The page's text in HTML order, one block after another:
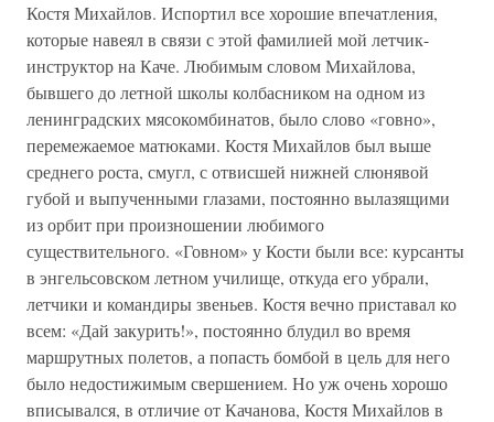
Костя Михайлов. Испортил все хорошие впечатления,
которые навеял в связи с этой фамилией мой летчик-
инструктор на Каче. Любимым словом Михайлова,
бывшего до летной школы колбасником на одном из
ленинградских мясокомбинатов, было слово «говно»,
перемежаемое матюками. Костя Михайлов был выше
среднего роста, смугл, с отвисшей нижней слюнявой
губой и выпученными глазами, постоянно вылазящими
из орбит при произношении любимого
существительного. «Говном» у Кости были все: курсанты
в энгельсовском летном училище, откуда его убрали,
летчики и командиры звеньев. Костя вечно приставал ко
всем: «Дай закурить!», постоянно блудил во время
маршрутных полетов, а попасть бомбой в цель для него
было недостижимым свершением. Но уж очень хорошо
вписывался, в отличие от Качанова, Костя Михайлов в